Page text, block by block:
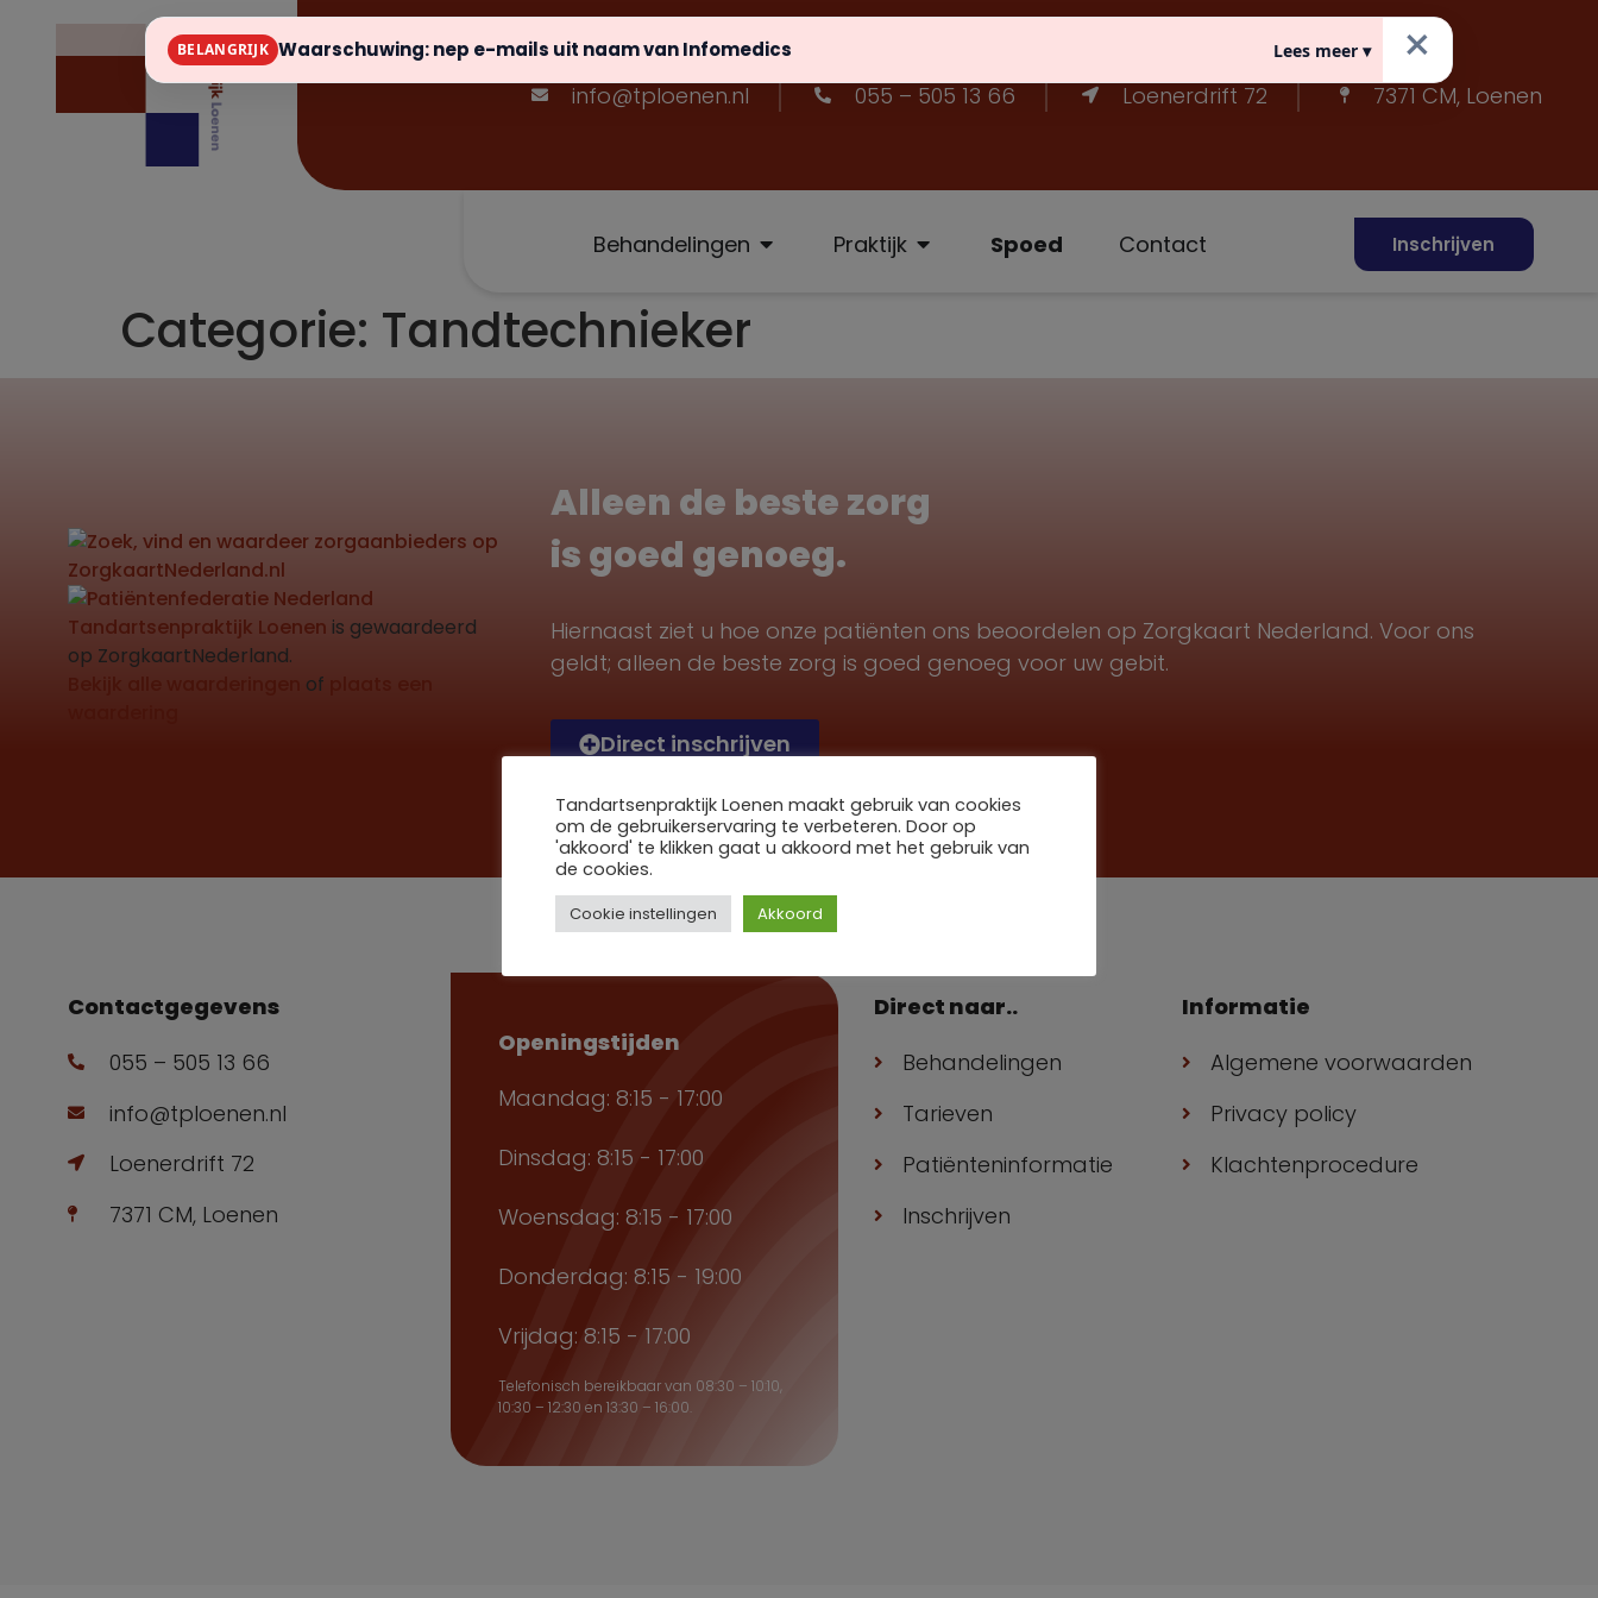
×
BELANGRIJK Waarschuwing: nep e-mails uit naam van Infomedics Lees meer ▾
info@tploenen.nl 055 – 505 13 66 Loenerdrift 72 7371 CM, Loenen
Behandelingen Praktijk Spoed Contact Inschrijven
Categorie: Tandtechnieker
Tandartsenpraktijk Loenen is gewaardeerd
op ZorgkaartNederland.
of
Alleen de beste zorg
is goed genoeg.
Hiernaast ziet u hoe onze patiënten ons beoordelen op Zorgkaart Nederland. Voor ons
geldt; alleen de beste zorg is goed genoeg voor uw gebit.
Direct inschrijven
Contactgegevens
055 – 505 13 66
info@tploenen.nl
Loenerdrift 72
7371 CM, Loenen
Openingstijden
Maandag: 8:15 - 17:00
Dinsdag: 8:15 - 17:00
Woensdag: 8:15 - 17:00
Donderdag: 8:15 - 19:00
Vrijdag: 8:15 - 17:00
Telefonisch bereikbaar van 08:30 – 10:10,
10:30 – 12:30 en 13:30 – 16:00.
Direct naar..
Behandelingen
Tarieven
Patiënteninformatie
Inschrijven
Informatie
Algemene voorwaarden
Privacy policy
Klachtenprocedure
Tandartsenpraktijk Loenen maakt gebruik van cookies
om de gebruikerservaring te verbeteren. Door op
'akkoord' te klikken gaat u akkoord met het gebruik van
de cookies.
Cookie instellingen Akkoord